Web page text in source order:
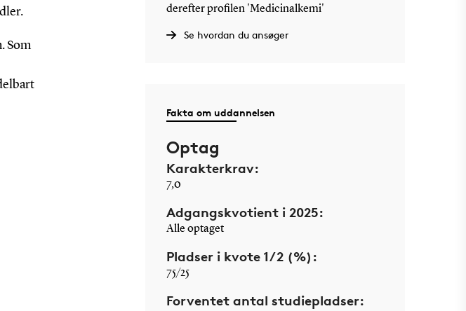
Som
derefter profilen 'Medicinalkemi'
Se hvordan du ansøger
Fakta om uddannelsen
Optag
Karakterkrav:
7,0
Adgangskvotient i 2025:
Alle optaget
Pladser i kvote 1/2 (%):
75/25
Forventet antal studiepladser: